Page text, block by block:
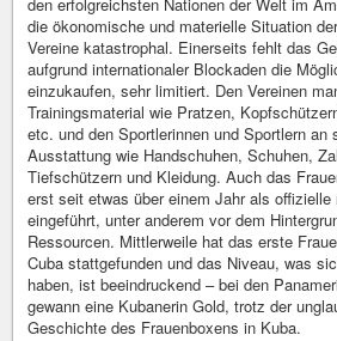
die ökonomische und materielle Situation
Vereine katastrophal. Einerseits fehlt das
aufgrund internationaler Blockaden die
einzukaufen, sehr limitiert. Den Vereinen
Trainingsmaterial wie Pratzen,
etc. und den Sportlerinnen und Sportlern an
Ausstattung wie Handschuhen, Schuhen,
Tiefschützern und Kleidung. Auch das
erst seit etwas über einem Jahr als offizielle
eingeführt, unter anderem vor dem
Ressourcen. Mittlerweile hat das erste
Cuba stattgefunden und das Niveau, was
haben, ist beeindruckend – bei den
gewann eine Kubanerin Gold, trotz der
Geschichte des Frauenboxens in Kuba.